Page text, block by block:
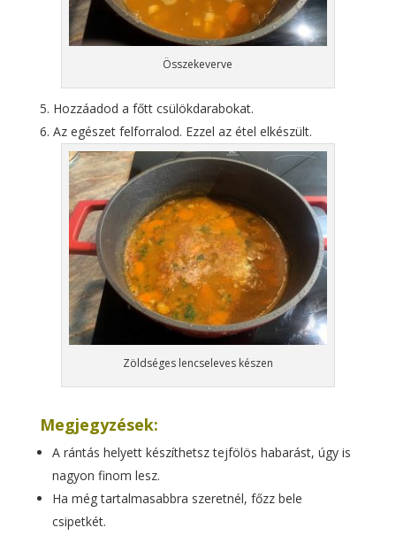
Összekeverve
Hozzáadod a főtt csülökdarabokat.
Az egészet felforralod. Ezzel az étel elkészült.
Zöldséges lencseleves készen
Megjegyzések:
A rántás helyett készíthetsz tejfölös habarást, úgy is
nagyon finom lesz.
Ha még tartalmasabbra szeretnél, főzz bele
csipetkét.